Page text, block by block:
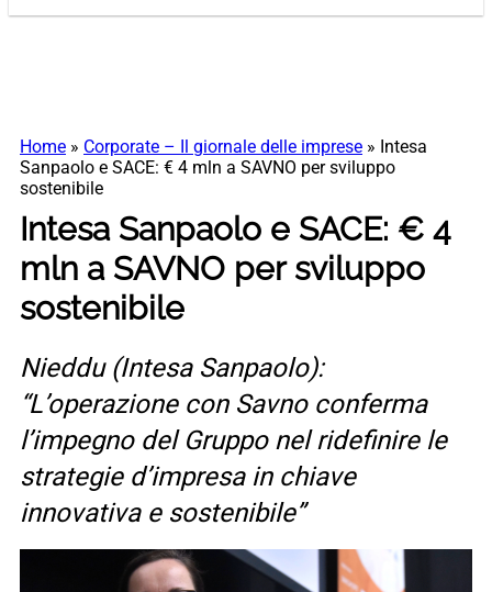
Home » Corporate – Il giornale delle imprese » Intesa
Sanpaolo e SACE: € 4 mln a SAVNO per sviluppo
sostenibile
Intesa Sanpaolo e SACE: € 4
mln a SAVNO per sviluppo
sostenibile
Nieddu (Intesa Sanpaolo):
“L’operazione con Savno conferma
l’impegno del Gruppo nel ridefinire le
strategie d’impresa in chiave
innovativa e sostenibile”